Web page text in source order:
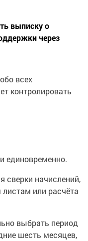
выписку о
через
всех
контролировать
единовременно.
сверки начислений,
или расчёта
выбрать период
шесть месяцев,